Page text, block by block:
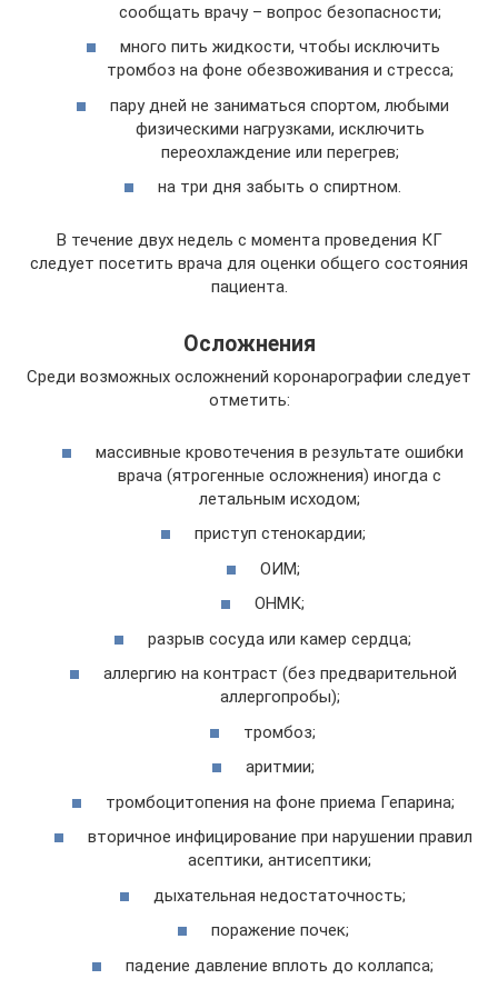
сообщать врачу – вопрос безопасности;
много пить жидкости, чтобы исключить
тромбоз на фоне обезвоживания и стресса;
пару дней не заниматься спортом, любыми
физическими нагрузками, исключить
переохлаждение или перегрев;
на три дня забыть о спиртном.
В течение двух недель с момента проведения КГ
следует посетить врача для оценки общего состояния
пациента.
Осложнения
Среди возможных осложнений коронарографии следует
отметить:
массивные кровотечения в результате ошибки
врача (ятрогенные осложнения) иногда с
летальным исходом;
приступ стенокардии;
ОИМ;
ОНМК;
разрыв сосуда или камер сердца;
аллергию на контраст (без предварительной
аллергопробы);
тромбоз;
аритмии;
тромбоцитопения на фоне приема Гепарина;
вторичное инфицирование при нарушении правил
асептики, антисептики;
дыхательная недостаточность;
поражение почек;
падение давление вплоть до коллапса;